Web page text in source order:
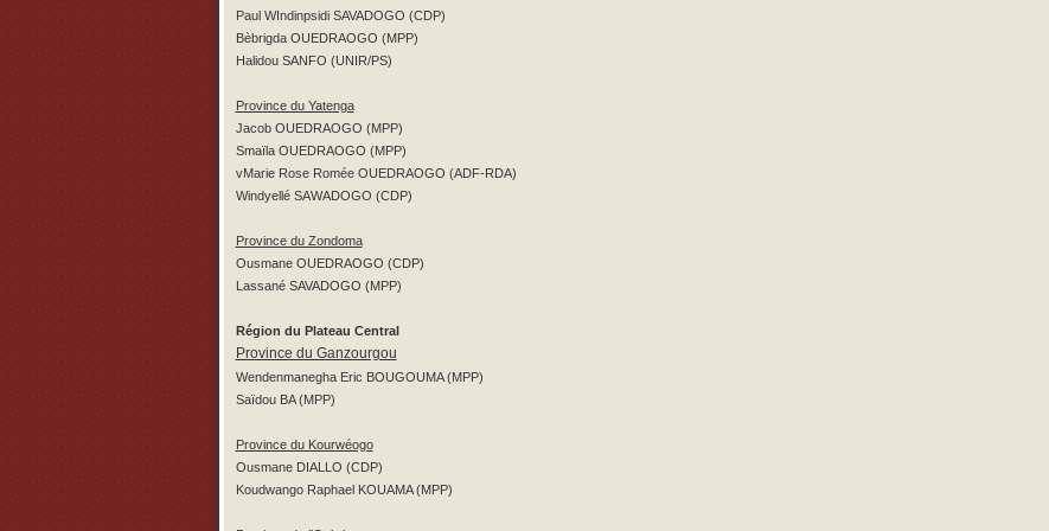
Paul WIndinpsidi SAVADOGO (CDP)
Bèbrigda OUEDRAOGO (MPP)
Halidou SANFO (UNIR/PS)
Province du Yatenga
Jacob OUEDRAOGO (MPP)
Smaïla OUEDRAOGO (MPP)
vMarie Rose Romée OUEDRAOGO (ADF-RDA)
Windyellé SAWADOGO (CDP)
Province du Zondoma
Ousmane OUEDRAOGO (CDP)
Lassané SAVADOGO (MPP)
Région du Plateau Central
Province du Ganzourgou
Wendenmanegha Eric BOUGOUMA (MPP)
Saïdou BA (MPP)
Province du Kourwéogo
Ousmane DIALLO (CDP)
Koudwango Raphael KOUAMA (MPP)